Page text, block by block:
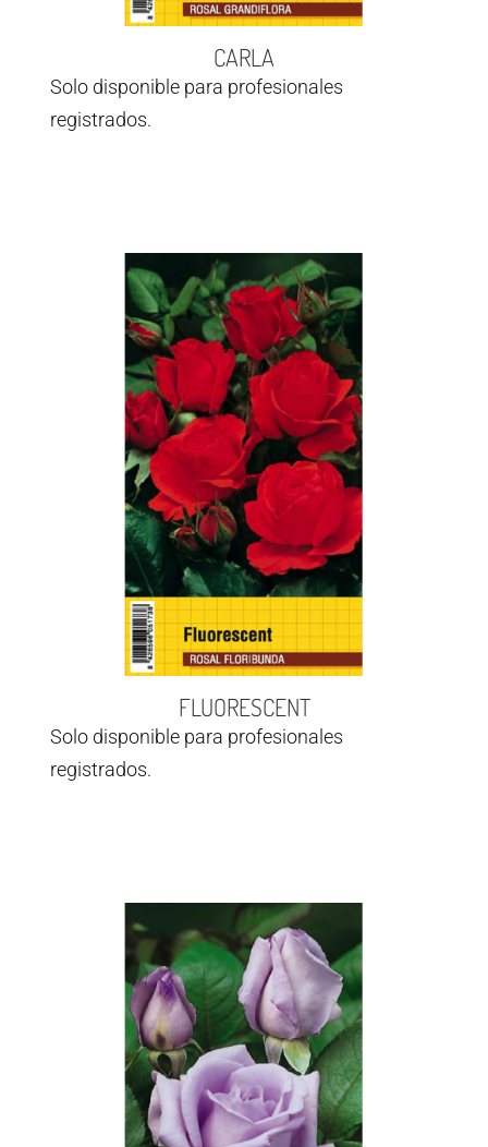
CARLA
Solo disponible para profesionales
registrados.
FLUORESCENT
Solo disponible para profesionales
registrados.